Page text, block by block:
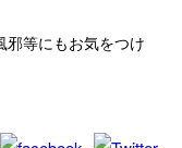
邪等にもお気をつけ